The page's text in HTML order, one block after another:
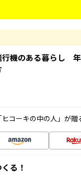
機のある暮らし
コーキの中の人」が贈
る！